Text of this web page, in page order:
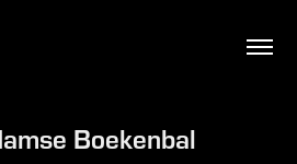
Boekenbal